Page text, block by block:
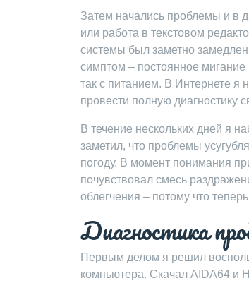
Затем начались проблемы и в
или работа в текстовом
системы был заметно
симптом – постоянное мигание
так с питанием. В Интернете
провести полную диагностику
В течение нескольких дней я
заметил, что проблемы
погоду. В момент понимания
почувствовал смесь
облегчения – потому что
Диагностика
Первым делом я решил
компьютера. Скачал AIDA64 и